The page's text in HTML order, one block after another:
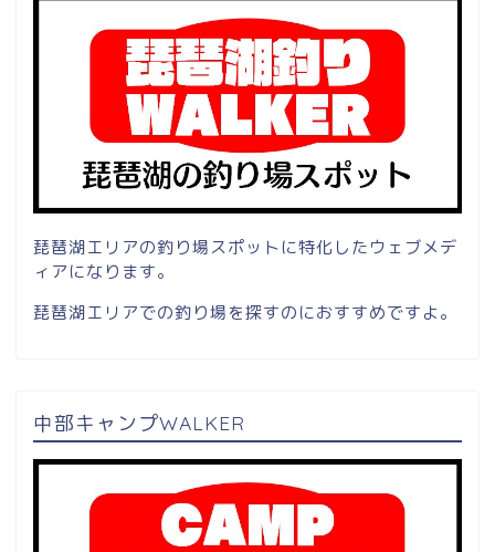
琵琶湖エリアの釣り場スポットに特化したウェブメデ
ィアになります。
琵琶湖エリアでの釣り場を探すのにおすすめですよ。
中部キャンプWALKER